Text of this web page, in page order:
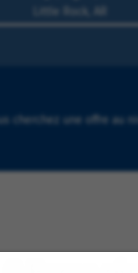
cherchez une offre au